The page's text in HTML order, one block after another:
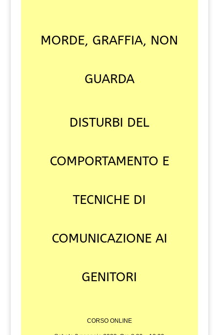
MORDE, GRAFFIA, NON
GUARDA
DISTURBI DEL
COMPORTAMENTO E
TECNICHE DI
COMUNICAZIONE AI
GENITORI
CORSO ONLINE